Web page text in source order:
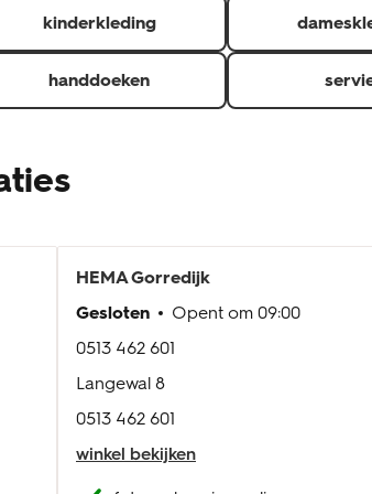
kinderkleding
handdoeken
HEMAGorredijk
Gesloten
Opent om 09:00
0513 462 601
Langewal 8
0513 462 601
winkel bekijken